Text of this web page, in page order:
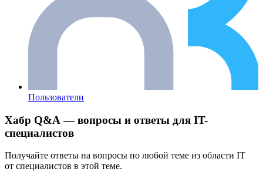
Пользователи
Хабр Q&A — вопросы и ответы для IT-
специалистов
Получайте ответы на вопросы по любой теме из области IT
от специалистов в этой теме.